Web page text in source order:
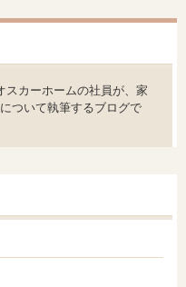
スカーホームの社員が、家
ついて執筆するブログで